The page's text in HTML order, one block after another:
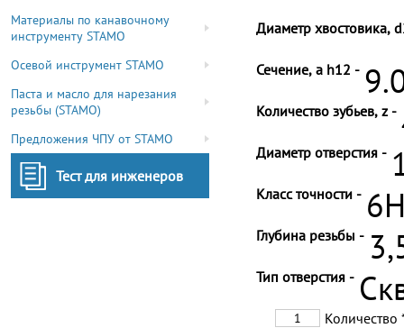
Материалы по канавочному
инструменту STAMO
Осевой инструмент STAMO
Паста и масло для нарезания
резьбы (STAMO)
Предложения ЧПУ от STAMO
Тест для инженеров
Диаметр хвостовика,
Сечение, a h12 -
Количество зубьев, z -
Диаметр отверстия -
Класс точности -
Глубина резьбы -
Тип отверстия -
Количество